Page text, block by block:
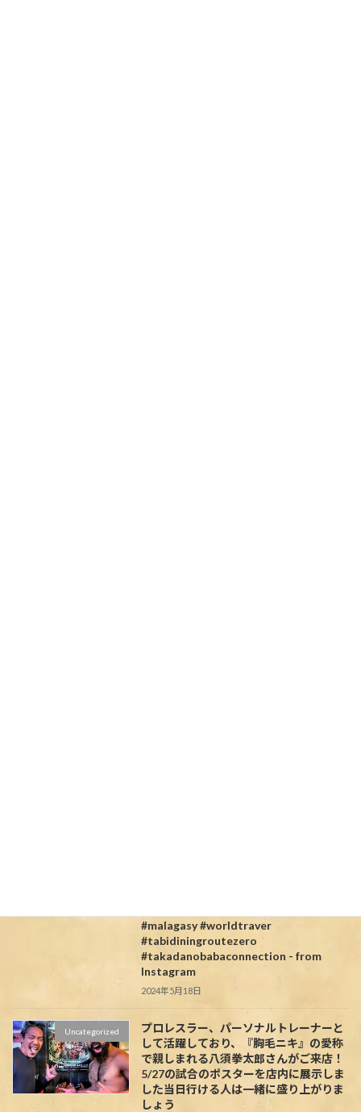
#malagasy #worldtraver
#tabidiningroutezero
#takadanobabaconnection - from
Instagram
2024年5月18日
Uncategorized
プロレスラー、パーソナルトレーナーと
して活躍しており、『胸毛ニキ』の愛称
で親しまれる八須拳太郎さんがご来店！
5/27の試合のポスターを店内に展示しま
した当日行ける人は一緒に盛り上がりま
しょう